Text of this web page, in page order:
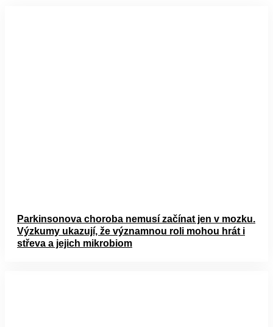
Parkinsonova choroba nemusí začínat jen v mozku.
Výzkumy ukazují, že významnou roli mohou hrát i
střeva a jejich mikrobiom